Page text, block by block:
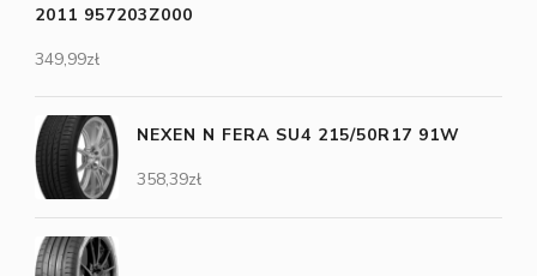
2011 957203Z000
349,99zł
NEXEN N FERA SU4 215/50R17 91W
358,39zł